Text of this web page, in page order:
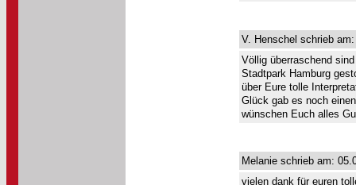
V. Henschel schrieb
Völlig überraschend
Stadtpark Hamburg
über Eure tolle
Glück gab es noch
wünschen Euch alles
Melanie schrieb am:
vielen dank für euren